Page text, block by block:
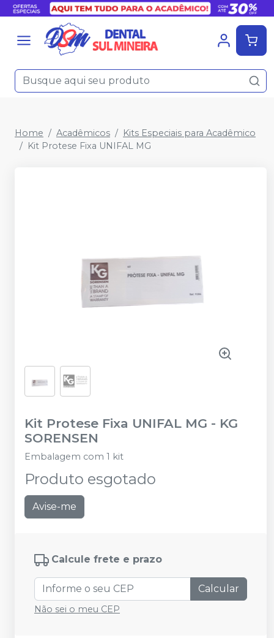
Home Acadêmicos
Kits Especiais para Acadêmico
Kit Protese Fixa UNIFAL MG
Kit Protese Fixa UNIFAL MG - KG
SORENSEN
Embalagem com 1 kit
Produto esgotado
Avise-me
Calcule frete e prazo
Calcular
Não sei o meu CEP